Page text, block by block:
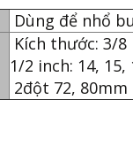
Dùng để nhổ
Kích thước: 3/8
1/2 inch: 14,
2đột 72, 80mm